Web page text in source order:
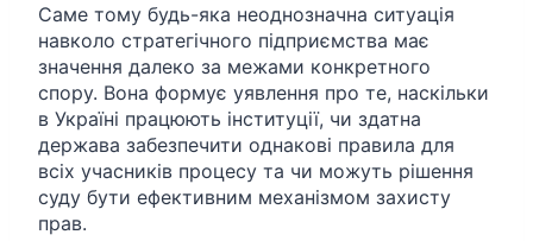
Саме тому будь-яка неоднозначна ситуація
навколо стратегічного підприємства має
значення далеко за межами конкретного
спору. Вона формує уявлення про те, наскільки
в Україні працюють інституції, чи здатна
держава забезпечити однакові правила для
всіх учасників процесу та чи можуть рішення
суду бути ефективним механізмом захисту
прав.